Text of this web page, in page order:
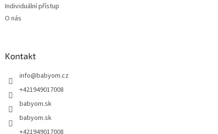
Individuální přístup
O nás
Kontakt
info@babyom.cz
+421949017008
babyom.sk
babyom.sk